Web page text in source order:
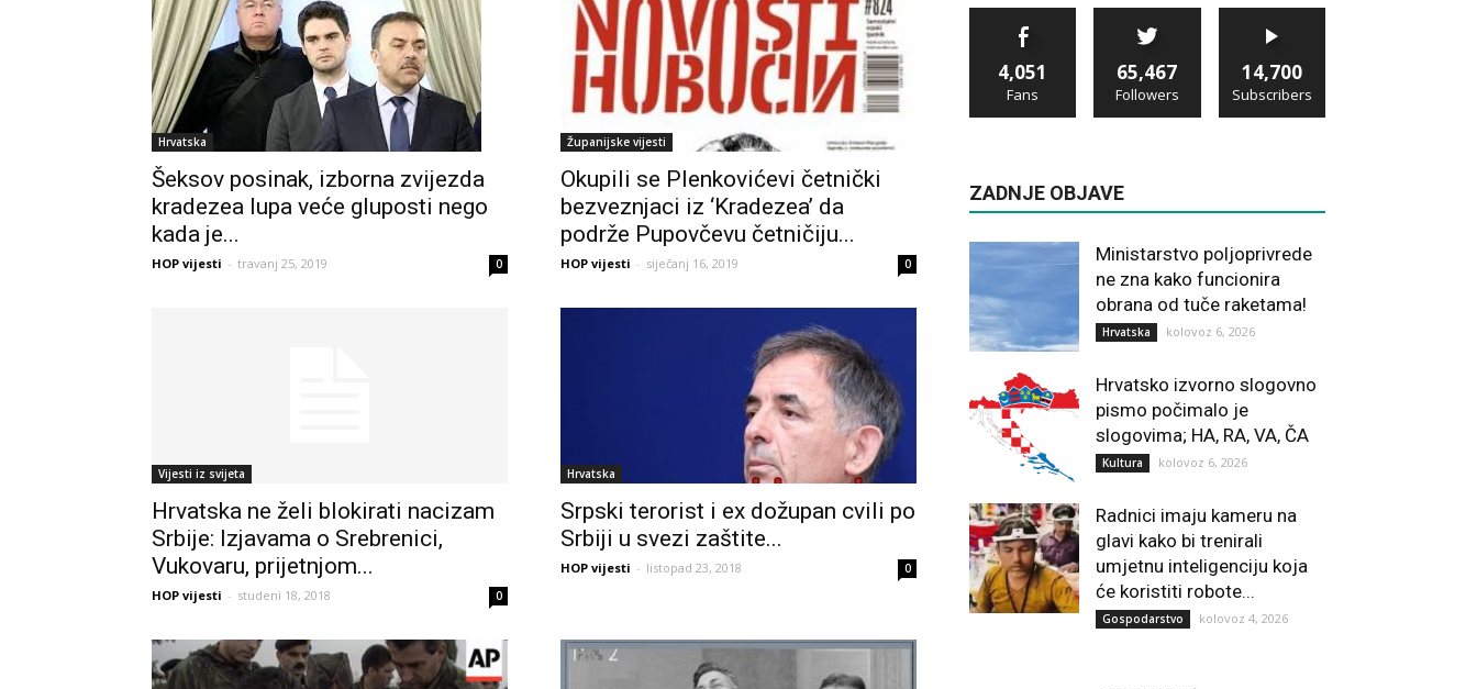
Hrvatska
Šeksov posinak, izborna zvijezda
kradezea lupa veće gluposti nego
kada je...
HOP vijesti - travanj 25, 2019 0
Županijske vijesti
Okupili se Plenkovićevi četnički
bezveznjaci iz ‘Kradezea’ da
podrže Pupovčevu četničiju...
HOP vijesti - siječanj 16, 2019 0
Vijesti iz svijeta
Hrvatska ne želi blokirati nacizam
Srbije: Izjavama o Srebrenici,
Vukovaru, prijetnjom...
HOP vijesti - studeni 18, 2018 0
Hrvatska
Srpski terorist i ex dožupan cvili po
Srbiji u svezi zaštite...
HOP vijesti - listopad 23, 2018 0
4,051
Fans
65,467
Followers
14,700
Subscribers
ZADNJE OBJAVE
Ministarstvo poljoprivrede
ne zna kako funcionira
obrana od tuče raketama!
Hrvatska kolovoz 6, 2026
Hrvatsko izvorno slogovno
pismo počimalo je
slogovima; HA, RA, VA, ČA
Kultura kolovoz 6, 2026
Radnici imaju kameru na
glavi kako bi trenirali
umjetnu inteligenciju koja
će koristiti robote...
Gospodarstvo kolovoz 4, 2026